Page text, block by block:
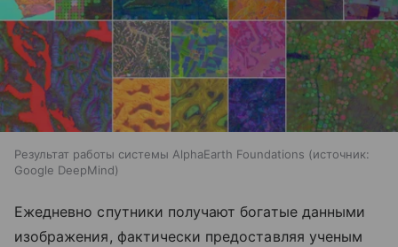
Результат работы системы AlphaEarth Foundations
источник:
Google DeepMind
Ежедневно спутники получают богатые данными
изображения, фактически предоставляя ученым